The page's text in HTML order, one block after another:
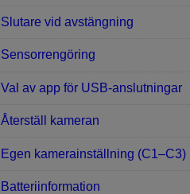
Slutare vid avstängning
Sensorrengöring
Val av app för USB-anslutningar
Återställ kameran
Egen kamerainställning (C1–C3)
Batteriinformation